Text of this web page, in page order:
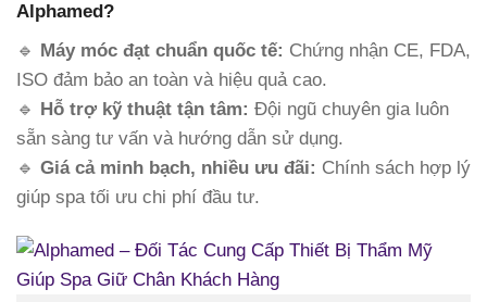
Alphamed?
🔹 Máy móc đạt chuẩn quốc tế: Chứng nhận CE, FDA,
ISO đảm bảo an toàn và hiệu quả cao.
🔹 Hỗ trợ kỹ thuật tận tâm: Đội ngũ chuyên gia luôn
sẵn sàng tư vấn và hướng dẫn sử dụng.
🔹 Giá cả minh bạch, nhiều ưu đãi: Chính sách hợp lý
giúp spa tối ưu chi phí đầu tư.